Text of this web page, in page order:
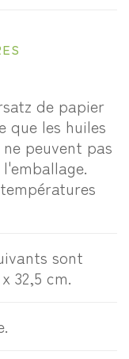
de papier
que les huiles
peuvent pas
sont
32,5 cm.